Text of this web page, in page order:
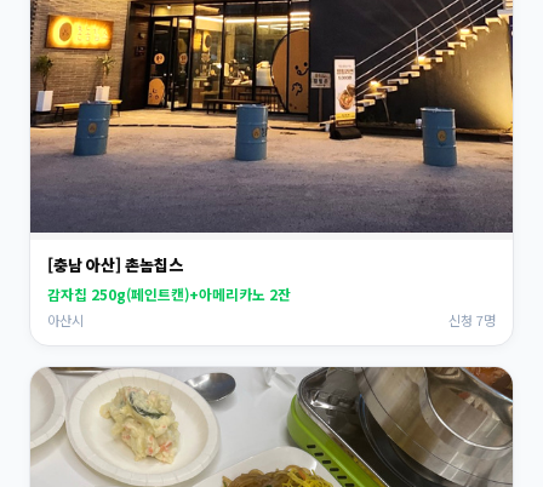
[충남 아산] 촌놈칩스
감자칩 250g(페인트캔)+아메리카노 2잔
아산시 신청 7명